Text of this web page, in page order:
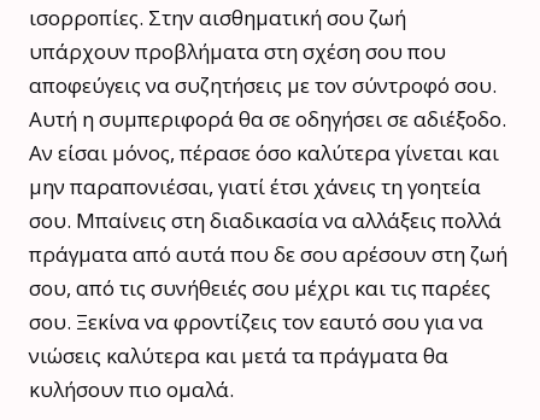
ισορροπίες. Στην αισθηματική σου ζωή
υπάρχουν προβλήματα στη σχέση σου που
αποφεύγεις να συζητήσεις με τον σύντροφό σου.
Αυτή η συμπεριφορά θα σε οδηγήσει σε αδιέξοδο.
Αν είσαι μόνος, πέρασε όσο καλύτερα γίνεται και
μην παραπονιέσαι, γιατί έτσι χάνεις τη γοητεία
σου. Μπαίνεις στη διαδικασία να αλλάξεις πολλά
πράγματα από αυτά που δε σου αρέσουν στη ζωή
σου, από τις συνήθειές σου μέχρι και τις παρέες
σου. Ξεκίνα να φροντίζεις τον εαυτό σου για να
νιώσεις καλύτερα και μετά τα πράγματα θα
κυλήσουν πιο ομαλά.